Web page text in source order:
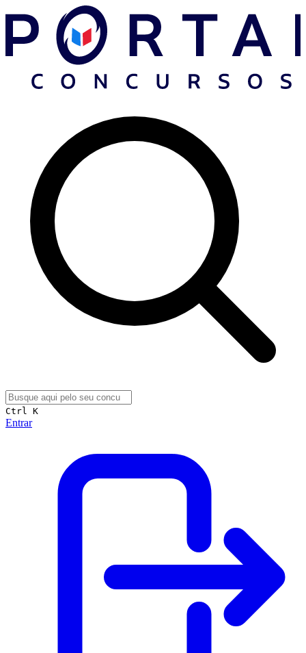
Ctrl K
Entrar